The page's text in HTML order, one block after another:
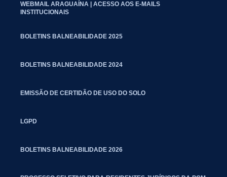
WEBMAIL ARAGUAÍNA | ACESSO AOS E-MAILS
INSTITUCIONAIS
BOLETINS BALNEABILIDADE 2025
BOLETINS BALNEABILIDADE 2024
EMISSÃO DE CERTIDÃO DE USO DO SOLO
LGPD
BOLETINS BALNEABILIDADE 2026